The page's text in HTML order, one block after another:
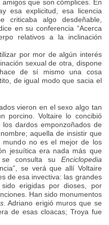
que son cómplices. En
esa explicitud, esa licencia
criticaba algo desdeñable,
en su conferencia “Acerca
relativos a la inclinación
por mor de algún interés
sexual de otra, dispone
de sí mismo una cosa
de igual modo que sacia el
vieron en el sexo algo tan
porcino. Voltaire lo concibió
dardos emponzoñados de
aquella de insistir que
mundo no es el mejor de los
jesuítica era nada más que
consulta su Enciclopedia
se verá que allí Voltaire
de esa invectiva: las grandes
erigidas por dioses, por
Han sido monumentos
. Adriano erigió muros que se
de esas cloacas; Troya fue